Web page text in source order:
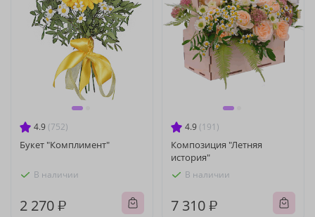
4.9 (752)
Букет "Комплимент"
В наличии
2 270 ₽
4.9 (191)
Композиция "Летняя
история"
В наличии
7 310 ₽